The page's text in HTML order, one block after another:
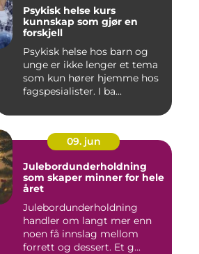
Psykisk helse kurs
kunnskap som gjør en
forskjell
Psykisk helse hos barn og
unge er ikke lenger et tema
som kun hører hjemme hos
fagspesialister. I ba...
09. jun
Julebordunderholdning
som skaper minner for hele
året
Julebordunderholdning
handler om langt mer enn
noen få innslag mellom
forrett og dessert. Et g...